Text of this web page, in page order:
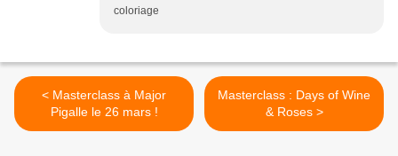
coloriage
< Masterclass à Major
Pigalle le 26 mars !
Masterclass : Days of Wine
& Roses >